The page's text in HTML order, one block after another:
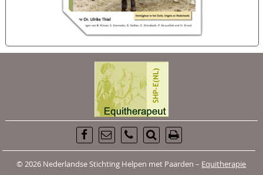
© 2026 Nederlandse Stichting Helpen met Paarden – Equitherapie